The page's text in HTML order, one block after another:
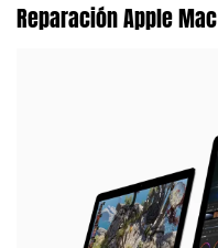
Reparación Apple Mac